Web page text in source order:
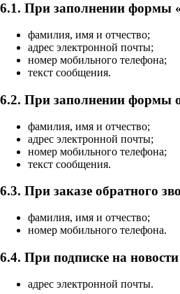
6.1. При заполнении формы
фамилия, имя и отчество;
адрес электронной почты;
номер мобильного телефона;
текст сообщения.
6.2. При заполнении формы
фамилия, имя и отчество;
адрес электронной почты;
номер мобильного телефона;
текст сообщения.
6.3. При заказе обратного
фамилия, имя и отчество;
номер мобильного телефона.
6.4. При подписке на новости
адрес электронной почты.